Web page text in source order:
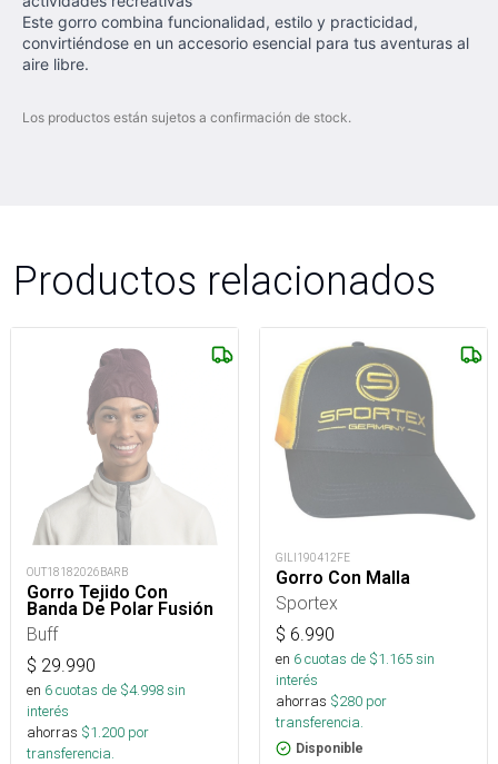
Este gorro combina funcionalidad, estilo y practicidad,
convirtiéndose en un accesorio esencial para tus aventuras al
aire libre.
Los productos están sujetos a confirmación de stock.
Productos relacionados
OUT18182026BARB
Gorro Tejido Con
Banda De Polar Fusión
Buff
$ 29.990
en 6cuotas de $4.998sin
interés
ahorras $1.200 por
transferencia.
GILI190412FE
Gorro Con Malla
Sportex
$ 6.990
en 6cuotas de $1.165sin
interés
ahorras $280 por
transferencia.
Disponible